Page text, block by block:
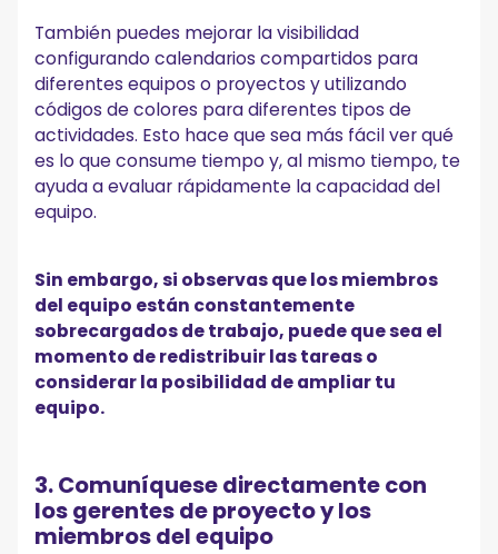
También puedes mejorar la visibilidad
configurando calendarios compartidos para
diferentes equipos o proyectos y utilizando
códigos de colores para diferentes tipos de
actividades. Esto hace que sea más fácil ver qué
es lo que consume tiempo y, al mismo tiempo, te
ayuda a evaluar rápidamente la capacidad del
equipo.
Sin embargo, si observas que los miembros
del equipo están constantemente
sobrecargados de trabajo, puede que sea el
momento de redistribuir las tareas o
considerar la posibilidad de ampliar tu
equipo.
3. Comuníquese directamente con
los gerentes de proyecto y los
miembros del equipo